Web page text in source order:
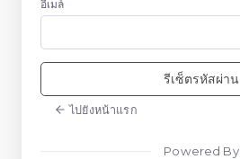
อีเมล์
รีเซ็ตรหัสผ่าน
ไปยังหน้าแรก
Powered By